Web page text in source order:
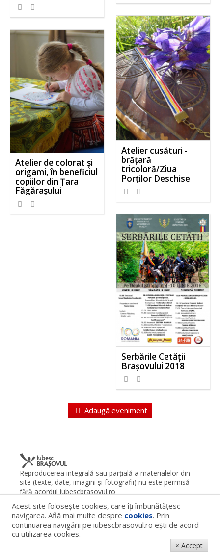
Atelier cusături -
brățară
tricoloră/Ziua
Porților Deschise
Atelier de colorat și
origami, în beneficiul
copiilor din Țara
Făgărașului
Serbările Cetății
Brașovului 2018
Adaugă eveniment
Reproducerea integrală sau parţială a materialelor din
site (texte, date, imagini şi fotografii) nu este permisă
fără acordul iubescbrasovul.ro
Termeni şi condiţii
Contact Despre proiect
FAQ
Cookies
Publicitate
© 2026 iubescbrasovul.ro
Acest site foloseşte cookies, care îţi îmbunătăţesc
navigarea. Află mai multe despre cookies. Prin
continuarea navigării pe iubescbrasovul.ro eşti de acord
cu utilizarea cookies.
× Accept